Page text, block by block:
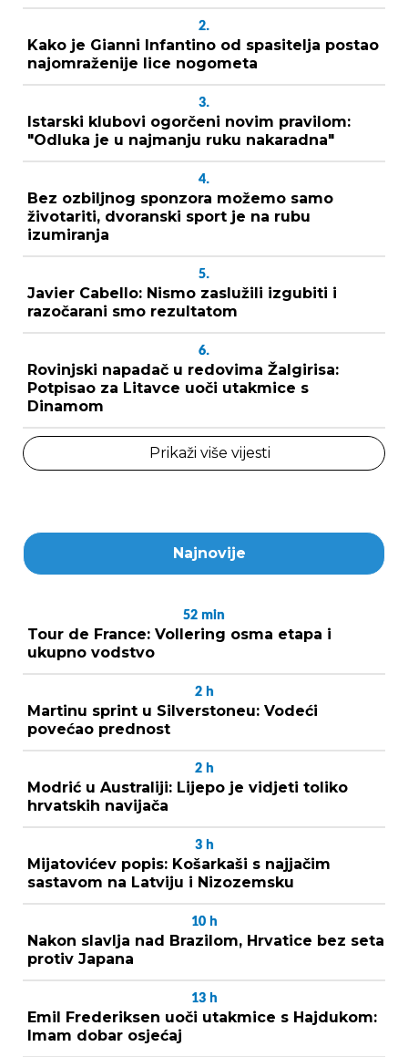
2.
Kako je Gianni Infantino od spasitelja postao
najomraženije lice nogometa
3.
Istarski klubovi ogorčeni novim pravilom:
"Odluka je u najmanju ruku nakaradna"
4.
Bez ozbiljnog sponzora možemo samo
životariti, dvoranski sport je na rubu
izumiranja
5.
Javier Cabello: Nismo zaslužili izgubiti i
razočarani smo rezultatom
6.
Rovinjski napadač u redovima Žalgirisa:
Potpisao za Litavce uoči utakmice s
Dinamom
Prikaži više vijesti
Najnovije
52 min
Tour de France: Vollering osma etapa i
ukupno vodstvo
2 h
Martinu sprint u Silverstoneu: Vodeći
povećao prednost
2 h
Modrić u Australiji: Lijepo je vidjeti toliko
hrvatskih navijača
3 h
Mijatovićev popis: Košarkaši s najjačim
sastavom na Latviju i Nizozemsku
10 h
Nakon slavlja nad Brazilom, Hrvatice bez seta
protiv Japana
13 h
Emil Frederiksen uoči utakmice s Hajdukom:
Imam dobar osjećaj